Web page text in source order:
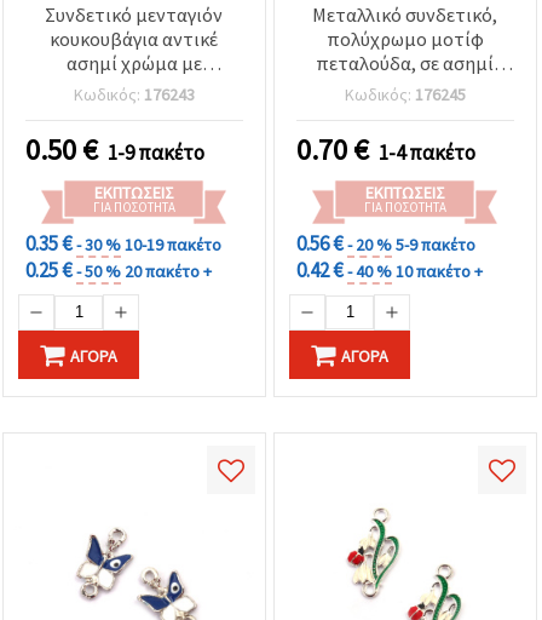
Συνδετικό μενταγιόν
κουκουβάγια αντικέ
ασημί χρώμα με
πολύχρωμες χάντρες,
μεταλλικό, 24x13x4 mm,
οπή 2 mm, 2 τεμ.
Κωδικός: 176243
0.50€ 1-9 πακέτο
ΕΚΠΤΏΣΕΙΣ
ΓΙΑ ΠΟΣΌΤΗΤΑ
0.35 €- 30 %10-19 πακέτο
0.25 €- 50 % 20 πακέτο +
ΑΓΟΡΆ
Μεταλλικό συνδετικό,
πολύχρωμο μοτίφ
πεταλούδα, σε ασημί
απόχρωση, 18x11.5x1.5
mm, τρύπα: 1.5 mm - 2
Κωδικός: 176245
0.70€ 1-4 πακέτο
ΕΚΠΤΏΣΕΙΣ
ΓΙΑ ΠΟΣΌΤΗΤΑ
0.56 €- 20 %5-9 πακέτο
0.42 €- 40 %10 πακέτο +
ΑΓΟΡΆ